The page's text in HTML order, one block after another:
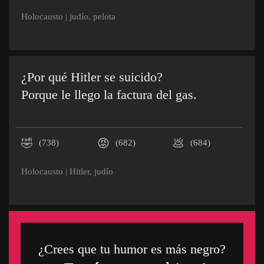
Holocausto | judío, pelota
¿Por qué Hitler se suicido?
Porque le llego la factura del gas.
🤣 (738) 😡 (682) 💩 (684)
Holocausto | Hitler, judío
¿Crees que tu humor es más negro?